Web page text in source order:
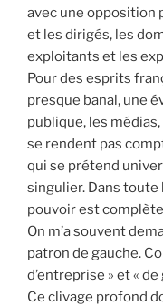
avec une opposition
et les dirigés, les
exploitants et les
Pour des esprits
presque banal, une
publique, les
se rendent pas
qui se prétend
singulier. Dans toute
pouvoir est
On m’a souvent
patron de gauche.
d’entreprise » et «
Ce clivage ­profond